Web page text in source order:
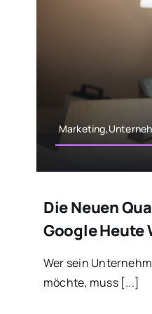
Die Neuen
Google
Wer sein
möchte, muss [...]